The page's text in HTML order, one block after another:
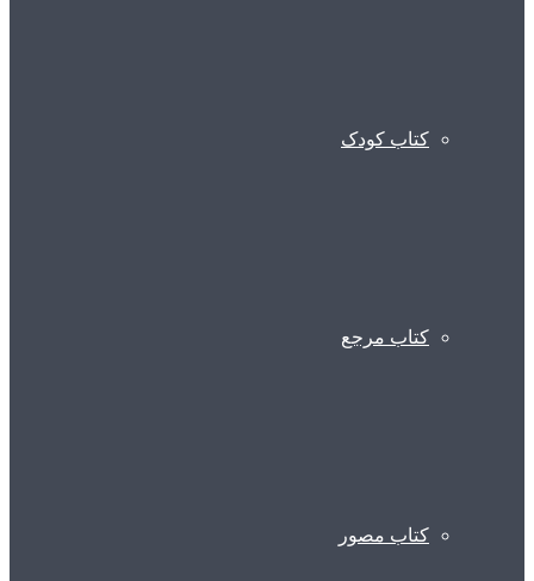
کتاب کودک
کتاب مرجع
کتاب مصور